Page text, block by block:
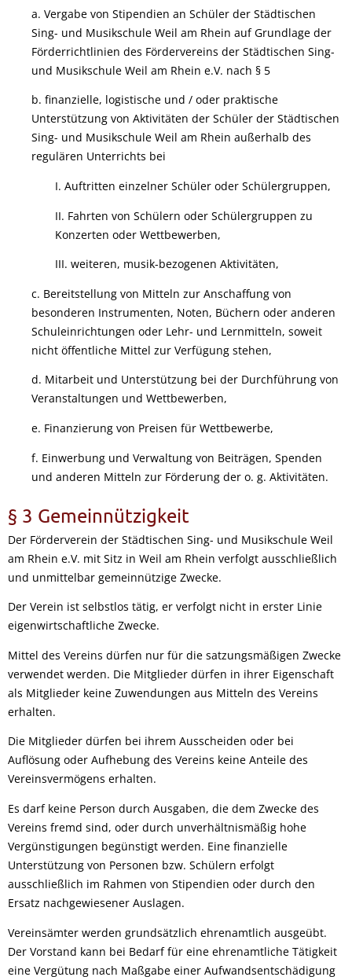
a. Vergabe von Stipendien an Schüler der Städtischen
Sing- und Musikschule Weil am Rhein auf Grundlage der
Förderrichtlinien des Fördervereins der Städtischen Sing-
und Musikschule Weil am Rhein e.V. nach § 5
b. finanzielle, logistische und / oder praktische
Unterstützung von Aktivitäten der Schüler der Städtischen
Sing- und Musikschule Weil am Rhein außerhalb des
regulären Unterrichts bei
I. Auftritten einzelner Schüler oder Schülergruppen,
II. Fahrten von Schülern oder Schülergruppen zu
Konzerten oder Wettbewerben,
III. weiteren, musik-bezogenen Aktivitäten,
c. Bereitstellung von Mitteln zur Anschaffung von
besonderen Instrumenten, Noten, Büchern oder anderen
Schuleinrichtungen oder Lehr- und Lernmitteln, soweit
nicht öffentliche Mittel zur Verfügung stehen,
d. Mitarbeit und Unterstützung bei der Durchführung von
Veranstaltungen und Wettbewerben,
e. Finanzierung von Preisen für Wettbewerbe,
f. Einwerbung und Verwaltung von Beiträgen, Spenden
und anderen Mitteln zur Förderung der o. g. Aktivitäten.
§ 3 Gemeinnützigkeit
Der Förderverein der Städtischen Sing- und Musikschule Weil
am Rhein e.V. mit Sitz in Weil am Rhein verfolgt ausschließlich
und unmittelbar gemeinnützige Zwecke.
Der Verein ist selbstlos tätig, er verfolgt nicht in erster Linie
eigenwirtschaftliche Zwecke.
Mittel des Vereins dürfen nur für die satzungsmäßigen Zwecke
verwendet werden. Die Mitglieder dürfen in ihrer Eigenschaft
als Mitglieder keine Zuwendungen aus Mitteln des Vereins
erhalten.
Die Mitglieder dürfen bei ihrem Ausscheiden oder bei
Auflösung oder Aufhebung des Vereins keine Anteile des
Vereinsvermögens erhalten.
Es darf keine Person durch Ausgaben, die dem Zwecke des
Vereins fremd sind, oder durch unverhältnismäßig hohe
Vergünstigungen begünstigt werden. Eine finanzielle
Unterstützung von Personen bzw. Schülern erfolgt
ausschließlich im Rahmen von Stipendien oder durch den
Ersatz nachgewiesener Auslagen.
Vereinsämter werden grundsätzlich ehrenamtlich ausgeübt.
Der Vorstand kann bei Bedarf für eine ehrenamtliche Tätigkeit
eine Vergütung nach Maßgabe einer Aufwandsentschädigung